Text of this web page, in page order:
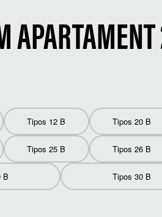
APARTAMENT
Tipos 12 B Tipos 20 B
Tipos 25 B Tipos 26 B
B Tipos 30 B